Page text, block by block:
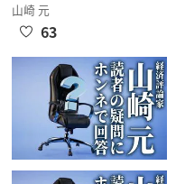
山崎 元
63